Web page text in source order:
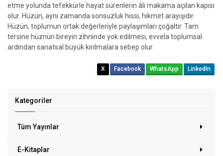
Kategoriler
Tüm Yayınlar
E-Kitaplar
etme yolunda tefekkürle hayat sürenlerin âli makama açılan kapısı
olur. Hüzün, aynı zamanda sonsuzluk hissi, hikmet arayışıdır.
Hüzün, toplumun ortak değerleriyle paylaşımları çoğaltır. Tam
tersine hüznün bireyin zihninde yok edilmesi, evvela toplumsal
ardından sanatsal büyük kırılmalara sebep olur.
X Facebook WhatsApp LinkedIn